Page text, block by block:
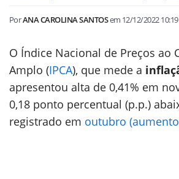
PorANA CAROLINA SANTOSem 12/12/2022 10:19
O Índice Nacional de Preços ao
Amplo (IPCA), que mede a
apresentou alta de 0,41% em
0,18 ponto percentual (p.p.)
registrado em outubro